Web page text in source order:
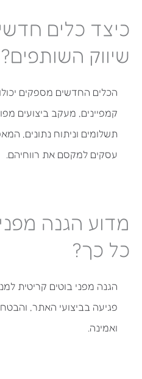
כיצד כלים
שיווק השותפים?
הכלים החדשים מספקים
קמפיינים, מעקב ביצועים
תשלומים וניתוח נתונים,
עסקים למקסם את רווחיהם.
מדוע הגנה
כל כך?
הגנה מפני בוטים קריטית
פגיעה בביצועי האתר,
ואמינה.